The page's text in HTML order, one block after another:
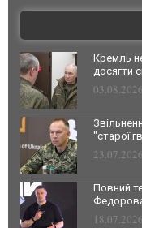
Кремль
досягти
"старої
Повний